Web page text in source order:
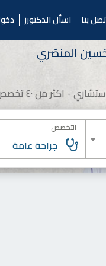
احجز موعد مع
اسأل الدكتورز بنا
المنصّري
التخصص
جراحة عامة